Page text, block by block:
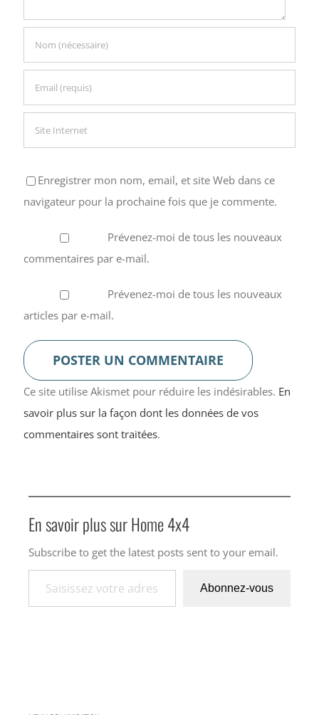
Enregistrer mon nom, email, et site Web dans ce
navigateur pour la prochaine fois que je commente.
Prévenez-moi de tous les nouveaux
commentaires par e-mail.
Prévenez-moi de tous les nouveaux
articles par e-mail.
Ce site utilise Akismet pour réduire les indésirables. En
savoir plus sur la façon dont les données de vos
commentaires sont traitées.
En savoir plus sur Home 4x4
Subscribe to get the latest posts sent to your email.
Saisissez votre adresse e-mail…
Abonnez-vous